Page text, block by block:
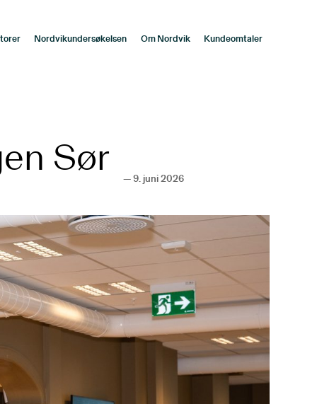
Nordvikundersøkelsen Om Nordvik Kundeomtaler
Sør
— 9. juni 2026